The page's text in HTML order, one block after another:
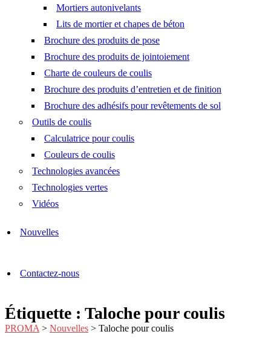
Mortiers autonivelants
Lits de mortier et chapes de béton
Brochure des produits de pose
Brochure des produits de jointoiement
Charte de couleurs de coulis
Brochure des produits d’entretien et de finition
Brochure des adhésifs pour revêtements de sol
Outils de coulis
Calculatrice pour coulis
Couleurs de coulis
Technologies avancées
Technologies vertes
Vidéos
Nouvelles
Contactez-nous
Étiquette : Taloche pour coulis
PROMA > Nouvelles > Taloche pour coulis